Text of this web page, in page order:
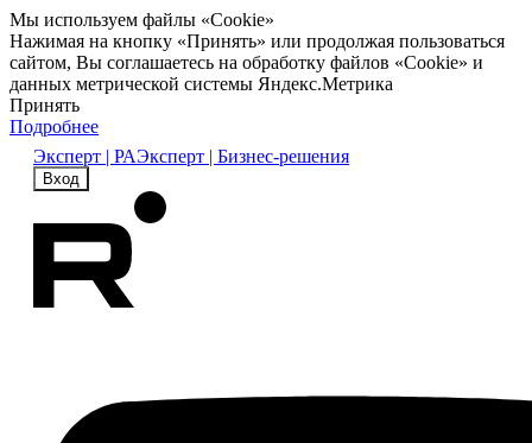
Мы используем файлы «Cookie»
Нажимая на кнопку «Принять» или продолжая пользоваться
сайтом, Вы соглашаетесь на обработку файлов «Cookie» и
данных метрической системы Яндекс.Метрика
Принять
Подробнее
Эксперт | РАЭксперт | Бизнес-решения
Вход